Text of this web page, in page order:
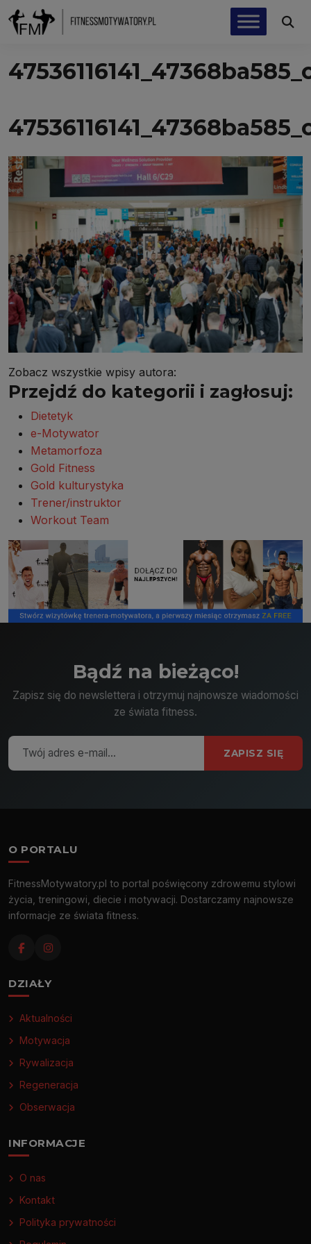
Zobacz wszystkie wpisy autora:
Przejdź do kategorii i zagłosuj:
Dietetyk
e-Motywator
Metamorfoza
Gold Fitness
Gold kulturystyka
Trener/instruktor
Workout Team
Bądź na bieżąco!
Zapisz się do newslettera i otrzymuj najnowsze wiadomości
ze świata fitness.
ZAPISZ SIĘ
O PORTALU
FitnessMotywatory.pl to portal poświęcony zdrowemu stylowi
życia, treningowi, diecie i motywacji. Dostarczamy najnowsze
informacje ze świata fitness.
DZIAŁY
Aktualności
Motywacja
Rywalizacja
Regeneracja
Obserwacja
INFORMACJE
O nas
Kontakt
Polityka prywatności